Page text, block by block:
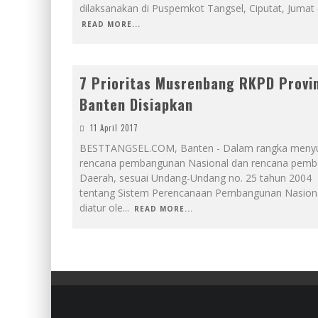
dilaksanakan di Puspemkot Tangsel, Ciputat, Jumat
READ MORE...
7 Prioritas Musrenbang RKPD
Banten Disiapkan
11 April 2017
BESTTANGSEL.COM, Banten - Dalam rangka
rencana pembangunan Nasional dan rencana
Daerah, sesuai Undang-Undang no. 25 tahun 2004
tentang Sistem Perencanaan Pembangunan
diatur ole... READ MORE...